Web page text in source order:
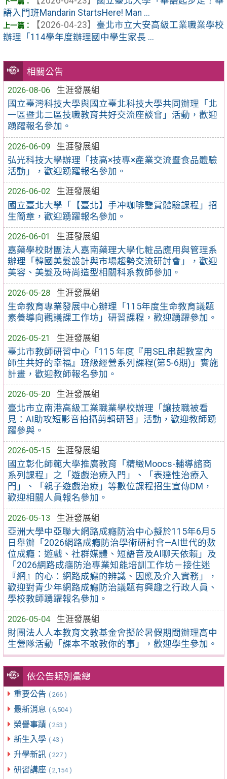
相關公告
2026-08-06
生涯發展組
國立臺灣科技大學與國立臺北科技大學共同辦理「北
一區暨北二區技職教育共好交流座談會」活動，歡迎
踴躍報名參加。
2026-06-09
生涯發展組
弘光科技大學辦理「技高×技專×產業交流暨食品體驗
活動」，歡迎踴躍報名參加。
2026-06-02
生涯發展組
國立臺北大學「【臺北】手冲咖啡鑒賞體驗課程」招
生簡章，歡迎踴躍報名參加。
2026-06-01
生涯發展組
嘉藥學校財團法人嘉南藥理大學化粧品應用與管理系
辦理「韓國美髮設計與市場趨勢交流研討會」，歡迎
美容、美髮及時尚造型相關科系教師參加。
2026-05-28
生涯發展組
生命教育專業發展中心辦理「115年度生命教育議題
素養導向觀議課工作坊」研習課程，歡迎踴躍參加。
2026-05-21
生涯發展組
臺北市教師研習中心「115 年度『用SEL串起教室內
師生共好的幸福』班級經營系列課程(第5-6期)」實施
計畫，歡迎教師報名參加。
2026-05-20
生涯發展組
臺北市立南港高級工業職業學校辦理「讓技職被看
見：AI助攻短影音拍攝剪輯研習」活動，歡迎教師踴
躍參與。
2026-05-15
生涯發展組
國立彰化師範大學推廣教育「精緻Moocs-輔導諮商
系列課程」之「遊戲治療入門」、「表達性治療入
門」、「親子遊戲治療」等數位課程招生宣傳DM，
歡迎相關人員報名參加。
2026-05-13
生涯發展組
亞洲大學中亞聯大網路成癮防治中心擬於115年6月5
日舉辦「2026網路成癮防治學術研討會—AI世代的數
位成癮：遊戲、社群媒體、短語音及AI聊天依賴」及
「2026網路成癮防治專業知能培訓工作坊－接住迷
『網』的心：網路成癮的辨識、因應及介入實務」，
歡迎對青少年網路成癮防治議題有興趣之行政人員、
學校教師踴躍報名參加。
2026-05-04
生涯發展組
財團法人人本教育文教基金會擬於暑假期間辦理高中
生營隊活動「課本不敢教你的事」，歡迎學生參加。
依公告類別彙總
重要公告 ( 266 )
最新消息 ( 6,504 )
榮譽事蹟 ( 253 )
新生入學 ( 43 )
升學新訊 ( 227 )
研習講座 ( 2,154 )
語入門班Mandarin StartsHere! Man ...
【2026-04-23】 臺北市立大安高級工業職業學校
辦理「114學年度辦理國中學生家長 ...